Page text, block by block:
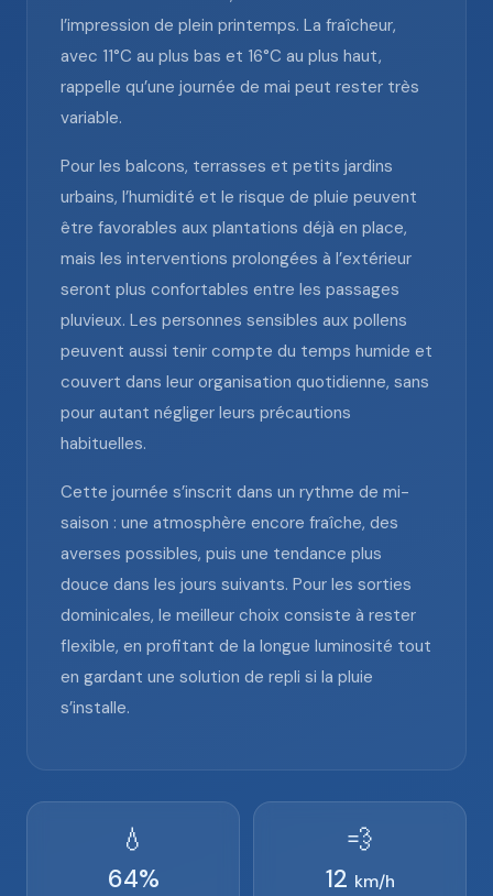
l’impression de plein printemps. La fraîcheur,
avec 11°C au plus bas et 16°C au plus haut,
rappelle qu’une journée de mai peut rester très
variable.
Pour les balcons, terrasses et petits jardins
urbains, l’humidité et le risque de pluie peuvent
être favorables aux plantations déjà en place,
mais les interventions prolongées à l’extérieur
seront plus confortables entre les passages
pluvieux. Les personnes sensibles aux pollens
peuvent aussi tenir compte du temps humide et
couvert dans leur organisation quotidienne, sans
pour autant négliger leurs précautions
habituelles.
Cette journée s’inscrit dans un rythme de mi-
saison : une atmosphère encore fraîche, des
averses possibles, puis une tendance plus
douce dans les jours suivants. Pour les sorties
dominicales, le meilleur choix consiste à rester
flexible, en profitant de la longue luminosité tout
en gardant une solution de repli si la pluie
s’installe.
💧
64%
💨
12 km/h